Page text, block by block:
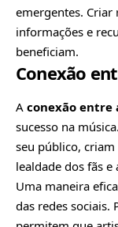
emergentes.
informações e
beneficiam.
Conexão
A conexão entre
sucesso na
seu público,
lealdade dos fãs
Uma maneira
das redes sociais.